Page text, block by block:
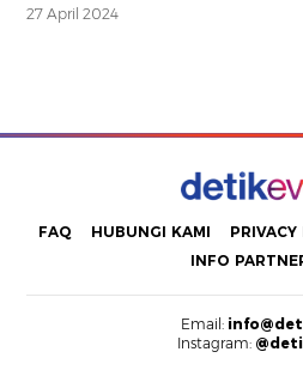
27 April 2024
FAQ HUBUNGI KAMI PRIVACY
INFO
Email:
Instagram: